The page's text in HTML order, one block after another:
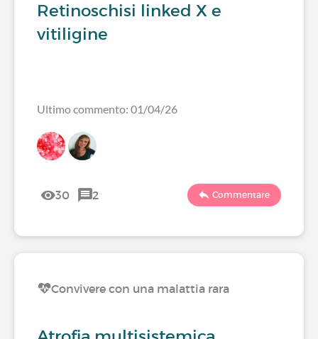
Retinoschisi linked X e
vitiligine
Ultimo commento: 01/04/26
30 2 Commentare
Convivere con una malattia rara